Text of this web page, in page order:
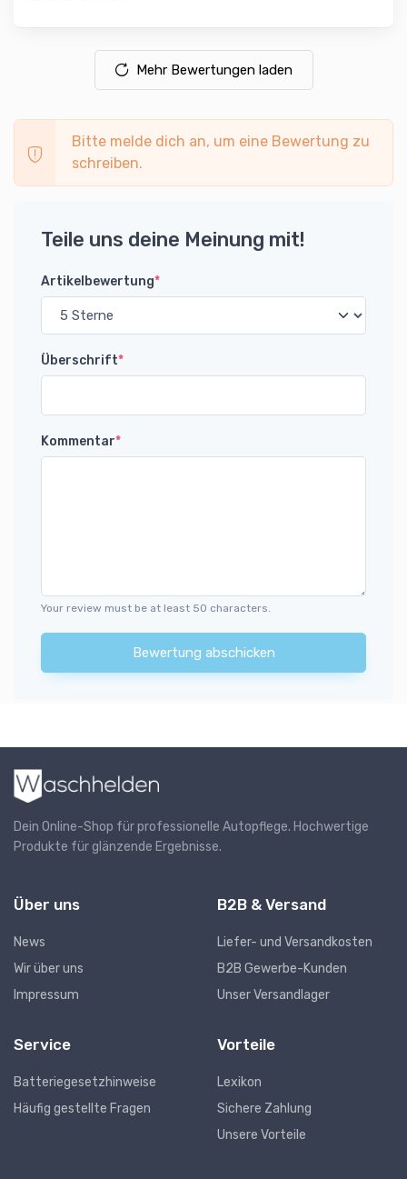
Mehr Bewertungen laden
Bitte melde dich an, um eine Bewertung zu
schreiben.
Teile uns deine Meinung mit!
Artikelbewertung*
Überschrift*
Kommentar*
Your review must be at least 50 characters.
Bewertung abschicken
Dein Online-Shop für professionelle Autopflege. Hochwertige
Produkte für glänzende Ergebnisse.
Über uns
News
Wir über uns
Impressum
B2B & Versand
Liefer- und Versandkosten
B2B Gewerbe-Kunden
Unser Versandlager
Service
Batteriegesetzhinweise
Häufig gestellte Fragen
Vorteile
Lexikon
Sichere Zahlung
Unsere Vorteile